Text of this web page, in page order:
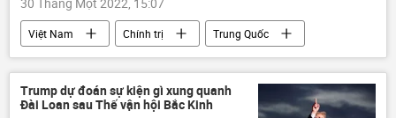
Việt Nam Chính trị
Trung Quốc
Campuchia
virus
Kinh tế
Vaccine
Trump dự đoán sự kiện gì xung quanh
Đài Loan sau Thế vận hội Bắc Kinh